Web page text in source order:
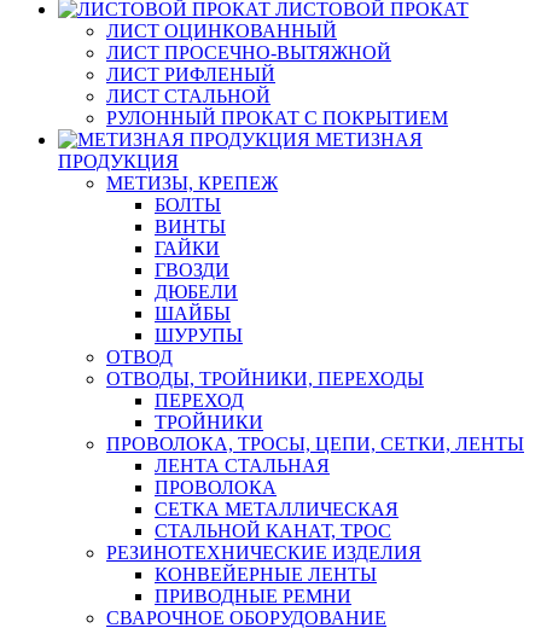
ЛИСТОВОЙ ПРОКАТ
ЛИСТ ОЦИНКОВАННЫЙ
ЛИСТ ПРОСЕЧНО-ВЫТЯЖНОЙ
ЛИСТ РИФЛЕНЫЙ
ЛИСТ СТАЛЬНОЙ
РУЛОННЫЙ ПРОКАТ С ПОКРЫТИЕМ
МЕТИЗНАЯ
ПРОДУКЦИЯ
МЕТИЗЫ, КРЕПЕЖ
БОЛТЫ
ВИНТЫ
ГАЙКИ
ГВОЗДИ
ДЮБЕЛИ
ШАЙБЫ
ШУРУПЫ
ОТВОД
ОТВОДЫ, ТРОЙНИКИ, ПЕРЕХОДЫ
ПЕРЕХОД
ТРОЙНИКИ
ПРОВОЛОКА, ТРОСЫ, ЦЕПИ, СЕТКИ, ЛЕНТЫ
ЛЕНТА СТАЛЬНАЯ
ПРОВОЛОКА
СЕТКА МЕТАЛЛИЧЕСКАЯ
СТАЛЬНОЙ КАНАТ, ТРОС
РЕЗИНОТЕХНИЧЕСКИЕ ИЗДЕЛИЯ
КОНВЕЙЕРНЫЕ ЛЕНТЫ
ПРИВОДНЫЕ РЕМНИ
СВАРОЧНОЕ ОБОРУДОВАНИЕ